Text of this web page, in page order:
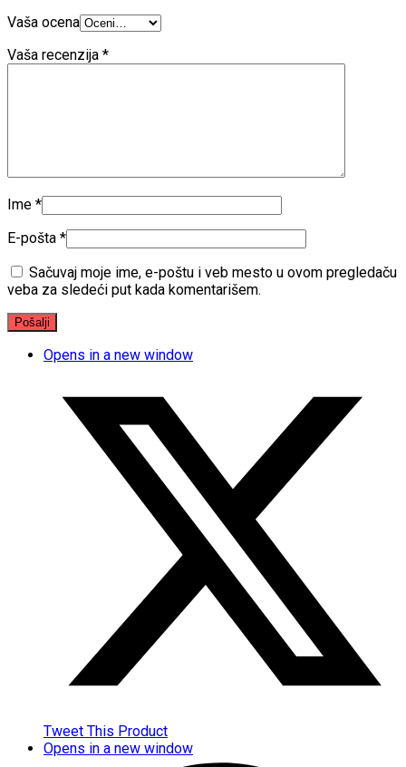
Vaša ocena
Vaša recenzija *
Ime *
E-pošta *
Sačuvaj moje ime, e-poštu i veb mesto u ovom pregledaču
veba za sledeći put kada komentarišem.
Opens in a new window
Tweet This Product
Opens in a new window